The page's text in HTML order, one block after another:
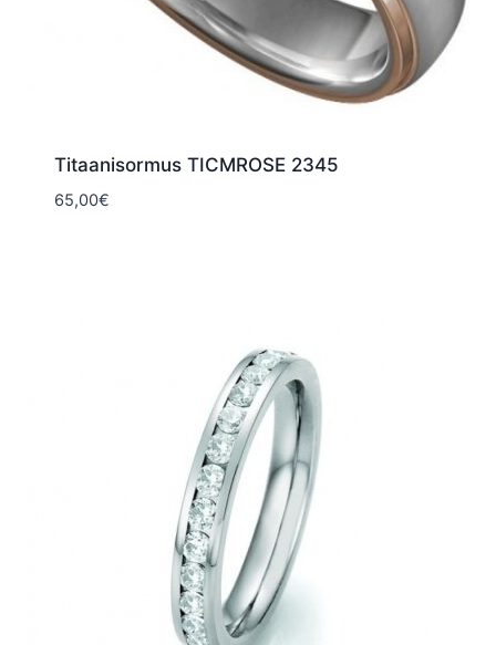
Titaanisormus TICMROSE 2345
65,00€